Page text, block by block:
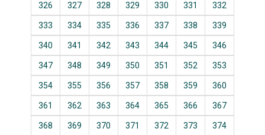
326 327 328 329 330 331 332
333 334 335 336 337 338 339
340 341 342 343 344 345 346
347 348 349 350 351 352 353
354 355 356 357 358 359 360
361 362 363 364 365 366 367
368 369 370 371 372 373 374